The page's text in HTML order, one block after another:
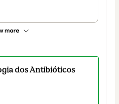
more
dos Antibióticos